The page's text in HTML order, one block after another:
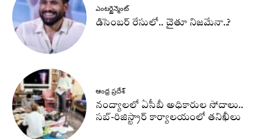
ఎంటర్టైన్మెంట్
డిసెంబర్ రేసులో.. చైతూ నిజమేనా..?
ఆంధ్ర ప్రదేశ్
నంద్యాలలో ఏసీబీ అధికారుల సోదాలు..
సబ్-రిజిస్ట్రార్ కార్యాలయంలో తనిఖీలు